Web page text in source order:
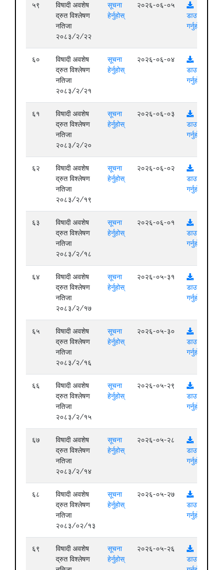
५९
विषादी अवशेष
द्रुत विश्लेषण
नतिजा
२०८३/२/२२
सूचना
हेर्नुहोस्
२०२६-०६-०५
डाउनलोड
गर्नुहोस्
६०
विषादी अवशेष
द्रुत विश्लेषण
नतिजा
२०८३/२/२१
सूचना
हेर्नुहोस्
२०२६-०६-०४
डाउनलोड
गर्नुहोस्
६१
विषादी अवशेष
द्रुत विश्लेषण
नतिजा
२०८३/२/२०
सूचना
हेर्नुहोस्
२०२६-०६-०३
डाउनलोड
गर्नुहोस्
६२
विषादी अवशेष
द्रुत विश्लेषण
नतिजा
२०८३/२/१९
सूचना
हेर्नुहोस्
२०२६-०६-०२
डाउनलोड
गर्नुहोस्
६३
विषादी अवशेष
द्रुत विश्लेषण
नतिजा
२०८३/२/१८
सूचना
हेर्नुहोस्
२०२६-०६-०१
डाउनलोड
गर्नुहोस्
६४
विषादी अवशेष
द्रुत विश्लेषण
नतिजा
२०८३/२/१७
सूचना
हेर्नुहोस्
२०२६-०५-३१
डाउनलोड
गर्नुहोस्
६५
विषादी अवशेष
द्रुत विश्लेषण
नतिजा
२०८३/२/१६
सूचना
हेर्नुहोस्
२०२६-०५-३०
डाउनलोड
गर्नुहोस्
६६
विषादी अवशेष
द्रुत विश्लेषण
नतिजा
२०८३/२/१५
सूचना
हेर्नुहोस्
२०२६-०५-२९
डाउनलोड
गर्नुहोस्
६७
विषादी अवशेष
द्रुत विश्लेषण
नतिजा
२०८३/२/१४
सूचना
हेर्नुहोस्
२०२६-०५-२८
डाउनलोड
गर्नुहोस्
६८
विषादी अवशेष
द्रुत विश्लेषण
नतिजा
२०८३/०२/१३
सूचना
हेर्नुहोस्
२०२६-०५-२७
डाउनलोड
गर्नुहोस्
६९
विषादी अवशेष
द्रुत विश्लेषण
सूचना
हेर्नुहोस्
२०२६-०५-२६
डाउनलोड